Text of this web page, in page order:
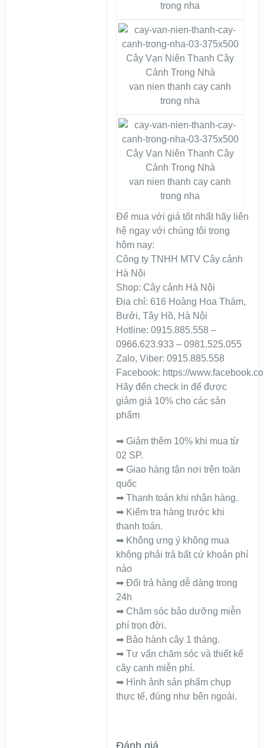
trong nha
van nien thanh cay canh
trong nha
van nien thanh cay canh
trong nha
Để mua với giá tốt nhất hãy liên
hệ ngay với chúng tôi trong
hôm nay:
Công ty TNHH MTV Cây cảnh
Hà Nội
Shop: Cây cảnh Hà Nội
Địa chỉ: 616 Hoàng Hoa Thám,
Bưởi, Tây Hồ, Hà Nội
Hotline: 0915.885.558 –
0966.623.933 – 0981.525.055
Zalo, Viber: 0915.885.558
Facebook: https://
Hãy đến check in để được
giảm giá 10% cho các sản
phẩm
➡ Giảm thêm 10% khi mua từ
02 SP.
➡ Giao hàng tận nơi trên toàn
quốc
➡ Thanh toán khi nhận hàng.
➡ Kiểm tra hàng trước khi
thanh toán.
➡ Không ưng ý không mua
không phải trả bất cứ khoản phí
nào
➡ Đổi trả hàng dễ dàng trong
24h
➡ Chăm sóc bảo dưỡng miễn
phí trọn đời.
➡ Bảo hành cây 1 tháng.
➡ Tư vấn chăm sóc và thiết kế
cây canh miễn phí.
➡ Hình ảnh sản phẩm chụp
thực tế, đúng như bên ngoài.
Đánh giá